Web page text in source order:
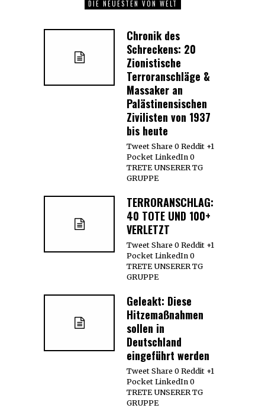
DIE NEUESTEN VON WELT
Chronik des
Schreckens: 20
Zionistische
Terroranschläge &
Massaker an
Palästinensischen
Zivilisten von 1937
bis heute
Tweet Share 0 Reddit +1
Pocket LinkedIn 0
TRETE UNSERER TG
GRUPPE
TERRORANSCHLAG:
40 TOTE UND 100+
VERLETZT
Tweet Share 0 Reddit +1
Pocket LinkedIn 0
TRETE UNSERER TG
GRUPPE
Geleakt: Diese
Hitzemaßnahmen
sollen in
Deutschland
eingeführt werden
Tweet Share 0 Reddit +1
Pocket LinkedIn 0
TRETE UNSERER TG
GRUPPE